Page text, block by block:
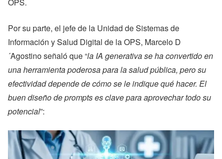
Por su parte, el jefe de la Unidad de Sistemas de
Información y Salud Digital de la OPS, Marcelo D
´Agostino señaló que “la IA generativa se ha convertido en
una herramienta poderosa para la salud pública, pero su
efectividad depende de cómo se le indique qué hacer. El
buen diseño de prompts es clave para aprovechar todo su
potencial”: